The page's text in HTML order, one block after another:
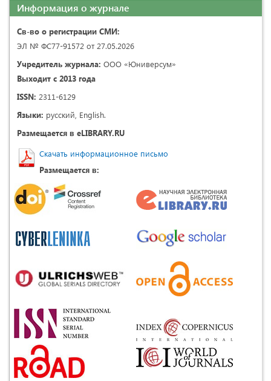
Информация о журнале
Св-во о регистрации СМИ:
ЭЛ № ФС77-91572 от 27.05.2026
Учредитель журнала: ООО «Юниверсум»
Выходит с 2013 года
ISSN: 2311-6129
Языки: русский, English.
Размещается в eLIBRARY.RU
Скачать информационное письмо
Размещается в: